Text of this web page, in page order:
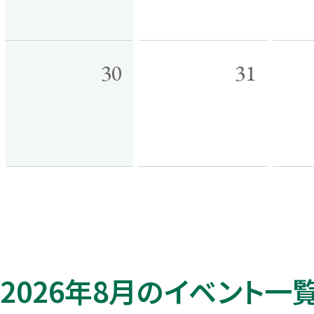
30 31
2026年8月のイベント一